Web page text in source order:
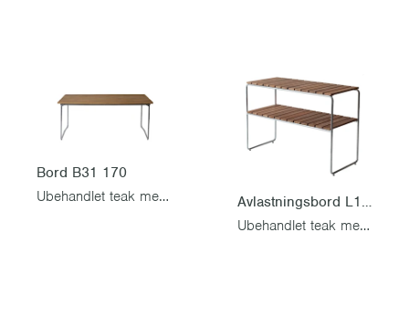
Bord B31 170
Ubehandlet teak med varmgalvanisert stativ
Avlastningsbord L105
Ubehandlet teak med varmgalvanisert stativ